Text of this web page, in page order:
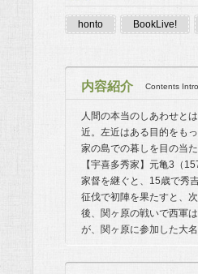
honto BookLive!
内容紹介 Contents
人間の本当のしあわせと
近。左近はある目的をも
家の島での暮しを目の当
【宇喜多秀家】元亀3（
家督を継ぐと、15歳で秀
征伐で初陣を果たすと、
後、関ヶ原の戦いで西軍
が、関ヶ原に参加した大